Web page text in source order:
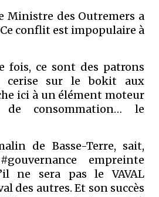
Ministre des Outremers a
conflit est impopulaire à
fois, ce sont des patrons
cerise sur le bokit aux
ici à un élément moteur
consommation… le
de Basse-Terre, sait,
empreinte
ne sera pas le VAVAL
des autres. Et son succès